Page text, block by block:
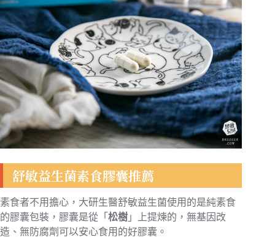
舒敏益生菌素食膠囊推薦
素食者不用擔心，大研生醫舒敏益生菌使用的是純素食
的膠囊包裝，膠囊是從「 松樹 」上提煉的，無基因改
造、無防腐劑可以安心食用的好膠囊。